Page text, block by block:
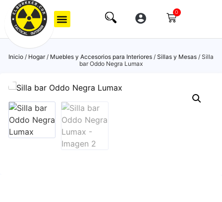
0
Inicio/ Hogar/ Muebles y Accesorios para Interiores/ Sillas y Mesas/ Silla
bar Oddo Negra Lumax